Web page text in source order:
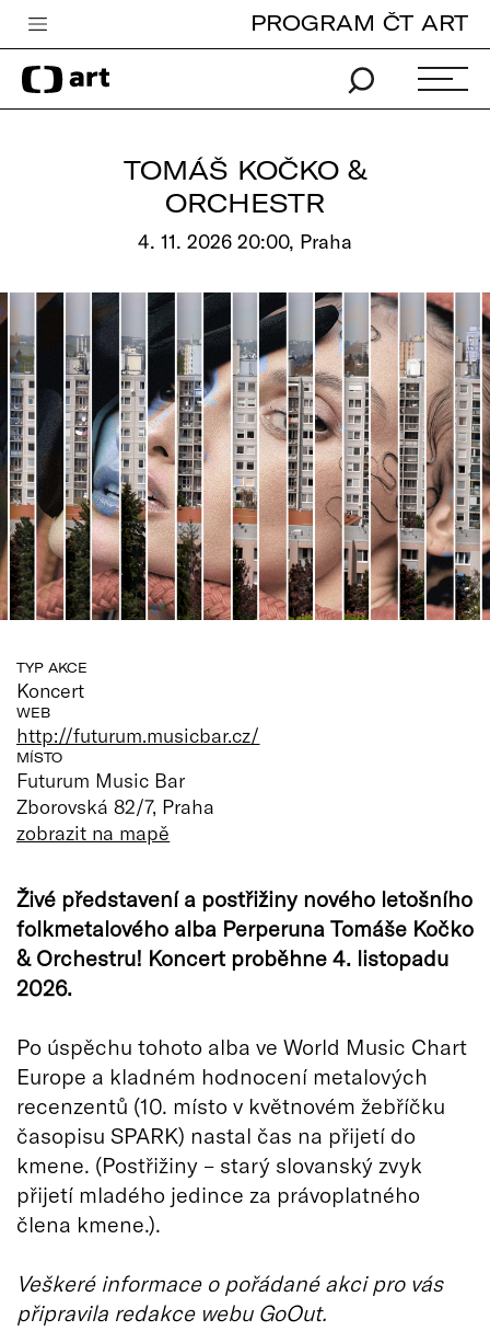
Česká televize
Zpravodajství
Vše o ČT
PROGRAM ČT ART
TOMÁŠ KOČKO &
ORCHESTR
4. 11. 2026 20:00, Praha
TYP AKCE
Koncert
WEB
http://futurum.musicbar.cz/
MÍSTO
Futurum Music Bar
Zborovská 82/7, Praha
zobrazit na mapě
Živé představení a postřižiny nového letošního
folkmetalového alba Perperuna Tomáše Kočko
& Orchestru! Koncert proběhne 4. listopadu
2026.
Po úspěchu tohoto alba ve World Music Chart
Europe a kladném hodnocení metalových
recenzentů (10. místo v květnovém žebříčku
časopisu SPARK) nastal čas na přijetí do
kmene. (Postřižiny – starý slovanský zvyk
přijetí mladého jedince za právoplatného
člena kmene.).
Veškeré informace o pořádané akci pro vás
připravila redakce webu GoOut.